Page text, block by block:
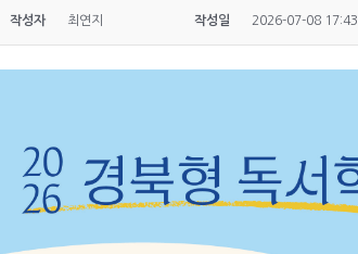
작성자 최연지 작성일 2026-07-08 17:43